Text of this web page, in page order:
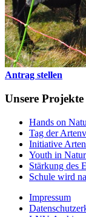
Antrag stellen
Unsere Projekte
Hands on
Tag der
Initiative
Youth in
Stärkung des
Schule wird
Impressum